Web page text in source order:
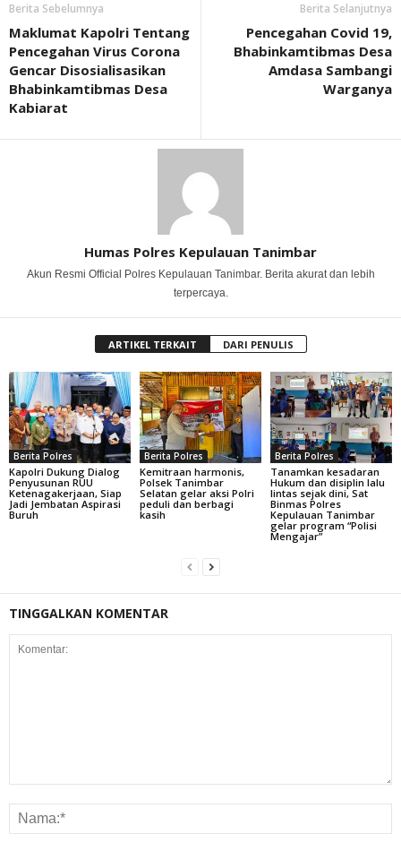
Berita Sebelumnya
Maklumat Kapolri Tentang
Pencegahan Virus Corona
Gencar Disosialisasikan
Bhabinkamtibmas Desa
Kabiarat
Berita Selanjutnya
Pencegahan Covid 19,
Bhabinkamtibmas Desa
Amdasa Sambangi
Warganya
Humas Polres Kepulauan Tanimbar
Akun Resmi Official Polres Kepulauan Tanimbar. Berita akurat dan lebih
terpercaya.
ARTIKEL TERKAIT DARI PENULIS
Berita Polres
Kapolri Dukung Dialog
Penyusunan RUU
Ketenagakerjaan, Siap
Jadi Jembatan Aspirasi
Buruh
Berita Polres
Kemitraan harmonis,
Polsek Tanimbar
Selatan gelar aksi Polri
peduli dan berbagi
kasih
Berita Polres
Tanamkan kesadaran
Hukum dan disiplin lalu
lintas sejak dini, Sat
Binmas Polres
Kepulauan Tanimbar
gelar program “Polisi
Mengajar”
TINGGALKAN KOMENTAR